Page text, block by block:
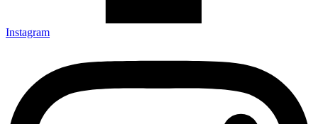
Instagram